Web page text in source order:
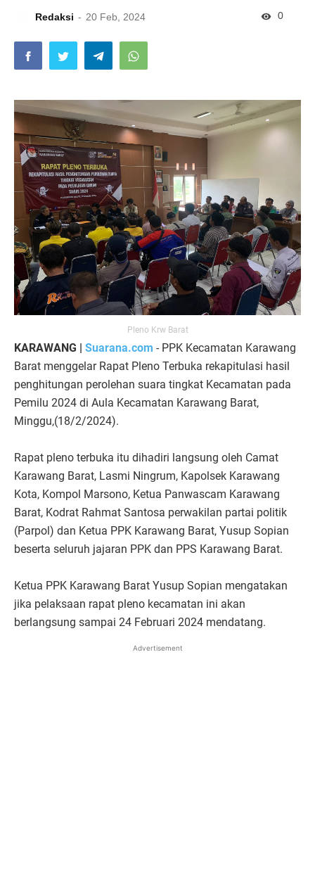
Redaksi 20 Feb, 2024 0
Pleno Krw Barat
KARAWANG | Suarana.com - PPK Kecamatan Karawang
Barat menggelar Rapat Pleno Terbuka rekapitulasi hasil
penghitungan perolehan suara tingkat Kecamatan pada
Pemilu 2024 di Aula Kecamatan Karawang Barat,
Minggu,(18/2/2024).
Rapat pleno terbuka itu dihadiri langsung oleh Camat
Karawang Barat, Lasmi Ningrum, Kapolsek Karawang
Kota, Kompol Marsono, Ketua Panwascam Karawang
Barat, Kodrat Rahmat Santosa perwakilan partai politik
(Parpol) dan Ketua PPK Karawang Barat, Yusup Sopian
beserta seluruh jajaran PPK dan PPS Karawang Barat.
Ketua PPK Karawang Barat Yusup Sopian mengatakan
jika pelaksaan rapat pleno kecamatan ini akan
berlangsung sampai 24 Februari 2024 mendatang.
Advertisement